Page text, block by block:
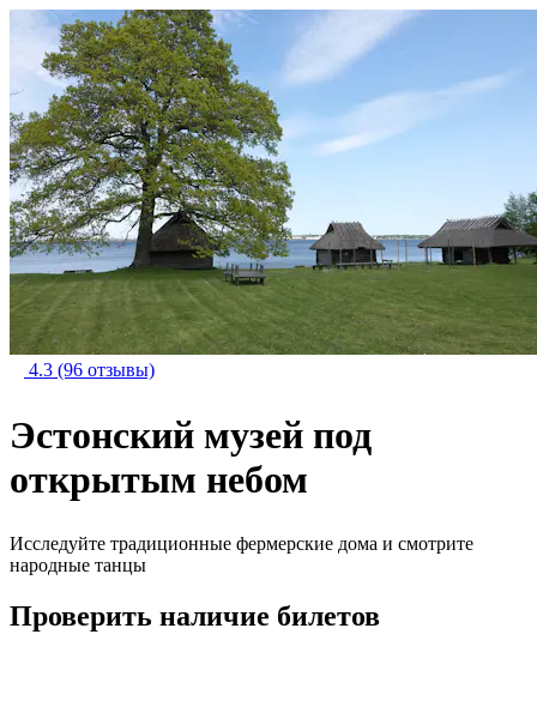
4.3 (96 отзывы)
Эстонский музей под
открытым небом
Исследуйте традиционные фермерские дома и смотрите
народные танцы
Проверить наличие билетов